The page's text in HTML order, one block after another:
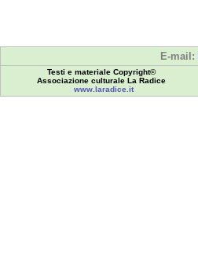
E-mail:
Testi e materiale Copyright©
Associazione culturale La Radice
www.laradice.it